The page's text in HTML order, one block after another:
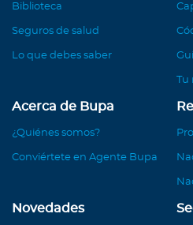
Biblioteca
Seguros de salud
Lo que debes saber
Tu
Acerca de Bupa
¿Quiénes somos?
Conviértete en Agente Bupa
Novedades